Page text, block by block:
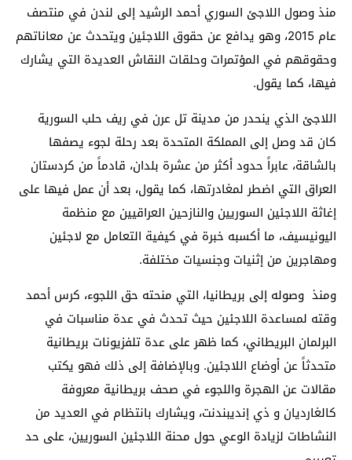
منذ وصول اللاجئ السوري أحمد الرشيد إلى لندن في منتصف
عام 2015، وهو يدافع عن حقوق اللاجئين ويتحدث عن معاناتهم
وحقوقهم في المؤتمرات وحلقات النقاش العديدة التي يشارك
فيها، كما يقول.
اللاجئ الذي ينحدر من مدينة تل عرن في ريف حلب السورية
كان قد وصل إلى المملكة المتحدة بعد رحلة لجوء يصفها
بالشاقة، عابراً حدود أكثر من عشرة بلدان، قادماً من كردستان
العراق التي اضطر لمغادرتها، كما يقول، بعد أن عمل فيها على
إغاثة اللاجئين السوريين والنازحين العراقيين مع منظمة
اليونيسيف، ما أكسبه خبرة في كيفية التعامل مع لاجئين
ومهاجرين من إثنيات وجنسيات مختلفة.
ومنذ وصوله إلى بريطانيا، التي منحته حق اللجوء، كرس أحمد
وقته لمساعدة اللاجئين حيث تحدث في عدة مناسبات في
البرلمان البريطاني، كما ظهر على عدة تلفزيونات بريطانية
متحدثاً عن أوضاع اللاجئين. وبالإضافة إلى ذلك فهو يكتب
مقالات عن الهجرة واللجوء في صحف بريطانية معروفة
كالغارديان و ذي إنديبندنت، ويشارك بانتظام في العديد من
النشاطات لزيادة الوعي حول محنة اللاجئين السوريين، على حد